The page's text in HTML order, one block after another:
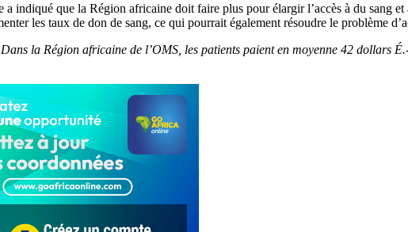
indiqué que la Région africaine doit faire plus pour élargir l’accès à du sang et
les taux de don de sang, ce qui pourrait également résoudre le problème
la Région africaine de l’OMS, les patients paient en moyenne 42 dollars